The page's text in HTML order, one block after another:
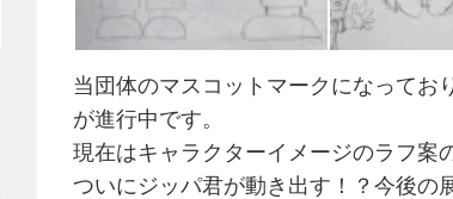
ジッパ君キャラクター化計画① ジッパ君キャ
当団体のマスコットマークになってお
が進行中です。
現在はキャラクターイメージのラフ案
ついにジッパ君が動き出す！？今後の